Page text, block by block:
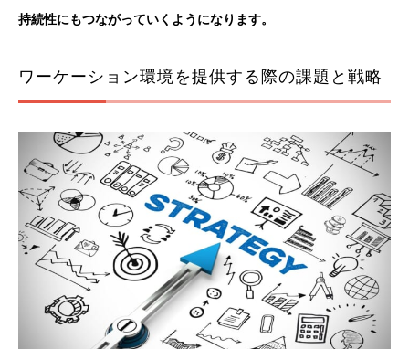
持続性にもつながっていくようになります。
ワーケーション環境を提供する際の課題と戦略